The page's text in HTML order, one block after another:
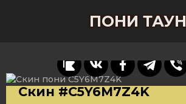
ПОНИ ТАУН
Скин #C5Y6M7Z4K